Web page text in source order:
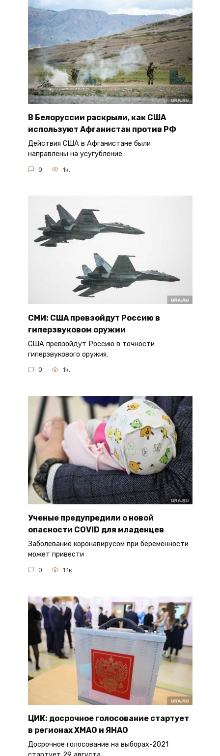
В Белоруссии раскрыли, как США
используют Афганистан против РФ
Действия США в Афганистане были
направлены на усугубление
0 1к.
СМИ: США превзойдут Россию в
гиперзвуковом оружии
США превзойдут Россию в точности
гиперзвукового оружия.
0 1к.
Ученые предупредили о новой
опасности COVID для младенцев
Заболевание коронавирусом при беременности
может привести
0 1.1к.
ЦИК: досрочное голосование стартует
в регионах ХМАО и ЯНАО
Досрочное голосование на выборах-2021